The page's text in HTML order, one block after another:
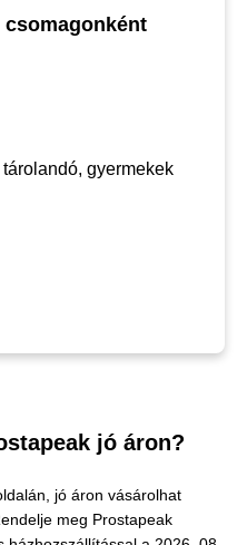
csomagonként
gyermekek
jó áron?
jó áron vásárolhat
meg Prostapeak